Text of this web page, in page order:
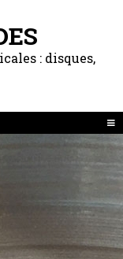
: disques,